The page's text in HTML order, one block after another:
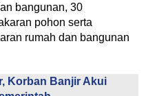
bangunan, 30
pohon serta
rumah dan bangunan
Korban Banjir Akui